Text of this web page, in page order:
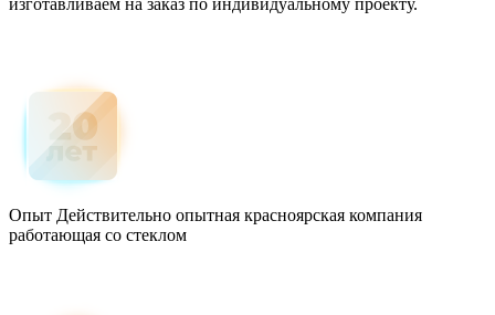
Опыт Действительно опытная красноярская компания
работающая со стеклом